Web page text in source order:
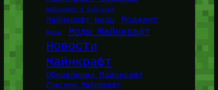
Майнкрафт в браузере
Майнкрафт моды Моджанг
Моды Моды Майнкрафт
Новости
Майнкрафт
Обновления Майнкрафт
Плагины Майнкрафт